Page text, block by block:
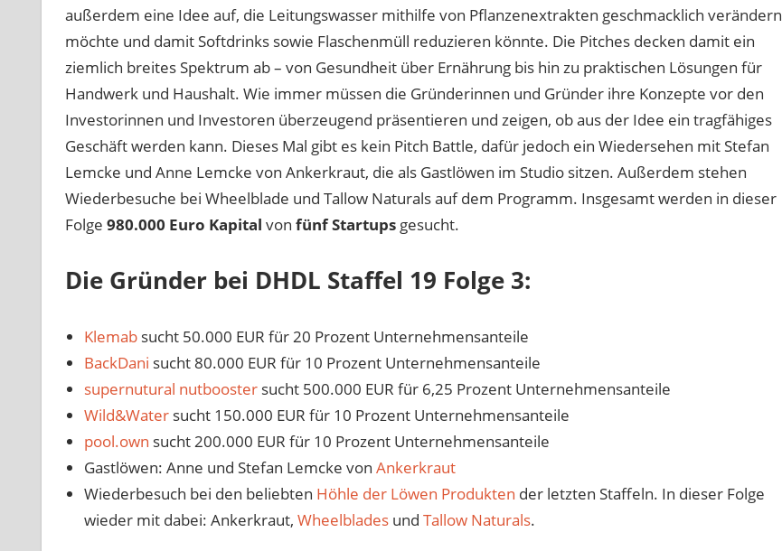
außerdem eine Idee auf, die Leitungswasser mithilfe von Pflanzenextrakten geschmacklich verändern
möchte und damit Softdrinks sowie Flaschenmüll reduzieren könnte. Die Pitches decken damit ein
ziemlich breites Spektrum ab – von Gesundheit über Ernährung bis hin zu praktischen Lösungen für
Handwerk und Haushalt. Wie immer müssen die Gründerinnen und Gründer ihre Konzepte vor den
Investorinnen und Investoren überzeugend präsentieren und zeigen, ob aus der Idee ein tragfähiges
Geschäft werden kann. Dieses Mal gibt es kein Pitch Battle, dafür jedoch ein Wiedersehen mit Stefan
Lemcke und Anne Lemcke von Ankerkraut, die als Gastlöwen im Studio sitzen. Außerdem stehen
Wiederbesuche bei Wheelblade und Tallow Naturals auf dem Programm. Insgesamt werden in dieser
Folge 980.000 Euro Kapital von fünf Startupsgesucht.
Die Gründer bei DHDL Staffel 19 Folge 3:
Klemabsucht 50.000 EUR für 20 Prozent Unternehmensanteile
BackDani sucht 80.000 EUR für 10 Prozent Unternehmensanteile
supernutural nutboostersucht 500.000 EUR für 6,25 Prozent Unternehmensanteile
Wild&Watersucht 150.000 EUR für 10 Prozent Unternehmensanteile
pool.own sucht 200.000 EUR für 10 Prozent Unternehmensanteile
Gastlöwen: Anne und Stefan Lemcke von Ankerkraut
Wiederbesuch bei den beliebten Höhle der Löwen Produkten der letzten Staffeln. In dieser Folge
wieder mit dabei: Ankerkraut, Wheelbladesund Tallow Naturals.